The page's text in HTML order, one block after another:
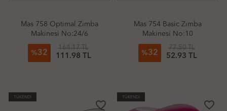
Mas 758 Optimal Zımba
Makinesi No:24/6
%32
164.17 TL
111.98 TL
Mas 754 Basic Zımba
Makinesi No:10
%32
77.50 TL
52.93 TL
TÜKENDİ
favorite_border
TÜKENDİ
favorite_border